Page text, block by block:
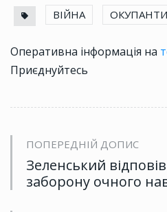
ВІЙНА ОКУПАНТИ
Оперативна інформація на
Приєднуйтесь
ПОПЕРЕДНІЙ ДОПИС
Зеленський
заборону очного